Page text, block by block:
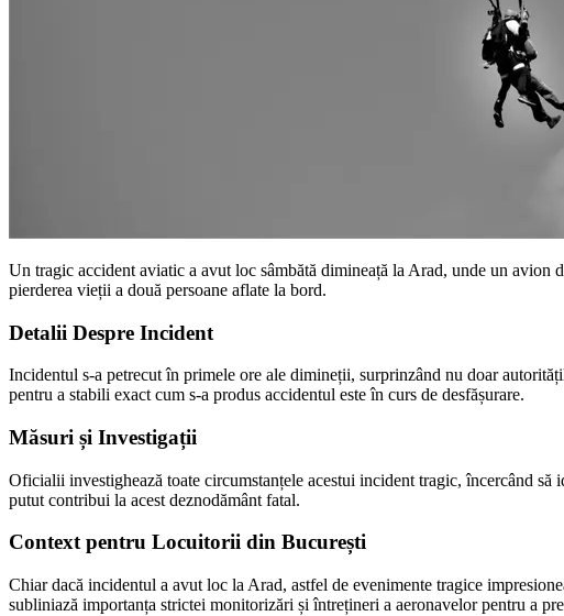
Un tragic accident aviatic a avut loc sâmbătă dimineață la Arad, unde un
pierderea vieții a două persoane aflate la bord.
Detalii Despre Incident
Incidentul s-a petrecut în primele ore ale dimineții, surprinzând nu doar
pentru a stabili exact cum s-a produs accidentul este în curs de desfășurare.
Măsuri și Investigații
Oficialii investighează toate circumstanțele acestui incident tragic, încercând
putut contribui la acest deznodământ fatal.
Context pentru Locuitorii din București
Chiar dacă incidentul a avut loc la Arad, astfel de evenimente tragice
subliniază importanța strictei monitorizări și întrețineri a aeronavelor pentru a